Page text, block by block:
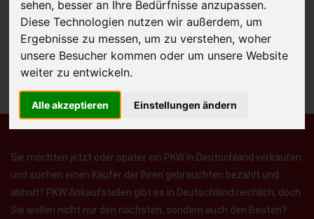
sehen, besser an Ihre Bedürfnisse anzupassen.
Diese Technologien nutzen wir außerdem, um
Ergebnisse zu messen, um zu verstehen, woher
unsere Besucher kommen oder um unsere Website
weiter zu entwickeln.
Alle akzeptieren Einstellungen ändern
Kostenloses Angebotfür den Ankauf Ihres Autos inklusive der
Abholung, auf Wunsch sofort Geld. Ihre Daten werden nicht mit Dritten
geteilt.
Sie möchten jetzt oder später ein PKW in Deutschland verkaufen
und suchen einen Käufer der Ihren gebrauchten bezahlt und
abholt? PKW Ankaufstellen gibt es in Deutschland reichlich, doch
Sie wollen nicht nur den nächsten, sondern auch den Besten?